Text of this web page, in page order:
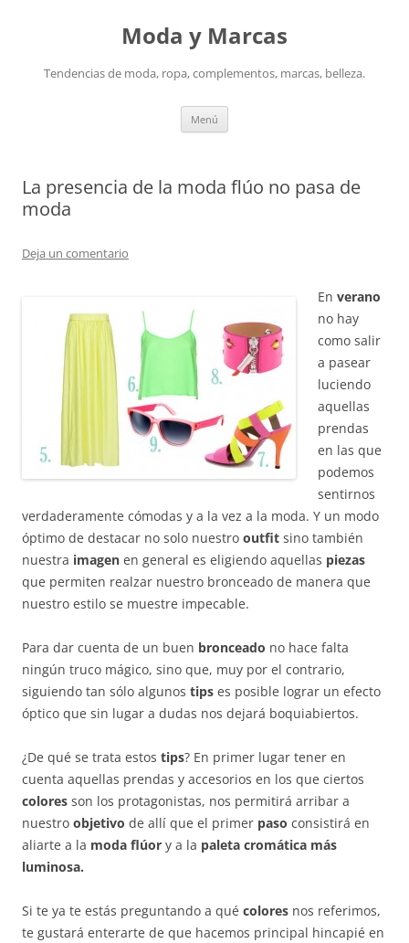
Moda y Marcas
Tendencias de moda, ropa, complementos, marcas, belleza.
Menú
La presencia de la moda flúo no pasa de
moda
Deja un comentario
En verano
no hay
como salir
a pasear
luciendo
aquellas
prendas
en las que
podemos
sentirnos
verdaderamente cómodas y a la vez a la moda. Y un modo
óptimo de destacar no solo nuestro outfit sino también
nuestra imagen en general es eligiendo aquellas piezas
que permiten realzar nuestro bronceado de manera que
nuestro estilo se muestre impecable.
Para dar cuenta de un buen bronceado no hace falta
ningún truco mágico, sino que, muy por el contrario,
siguiendo tan sólo algunos tips es posible lograr un efecto
óptico que sin lugar a dudas nos dejará boquiabiertos.
¿De qué se trata estos tips? En primer lugar tener en
cuenta aquellas prendas y accesorios en los que ciertos
colores son los protagonistas, nos permitirá arribar a
nuestro objetivo de allí que el primer paso consistirá en
aliarte a la moda flúor y a la paleta cromática más
luminosa.
Si te ya te estás preguntando a qué colores nos referimos,
te gustará enterarte de que hacemos principal hincapié en